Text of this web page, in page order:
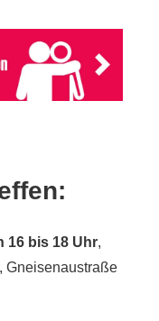
16 bis 18 Uhr,
Gneisenaustraße